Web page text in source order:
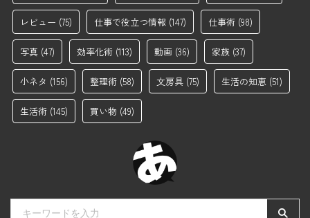
レビュー (75) 仕事で役立つ情報 (147) 仕事術 (98)
写真 (47) 効率化術 (113) 動画 (36) 家族 (37)
小ネタ (156) 整理術 (58) 文房具 (75) 生活の知恵 (51)
生活術 (145) 買い物 (49)